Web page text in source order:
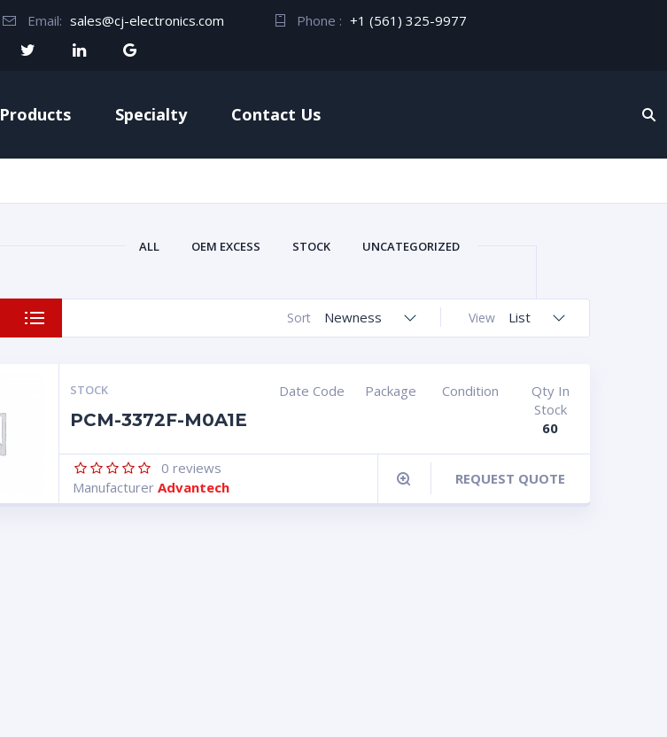
Email: sales@cj-electronics.com Phone : +1 (561) 325-9977
Products Specialty Contact Us
ALL OEM EXCESS STOCK UNCATEGORIZED
View List
Sort Newness
STOCK
PCM-3372F-M0A1E
Date Code Package Condition
Qty In
Stock
60
0 reviews
ManufacturerAdvantech REQUEST QUOTE